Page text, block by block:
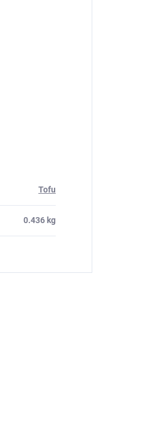
Tofu
0.436 kg